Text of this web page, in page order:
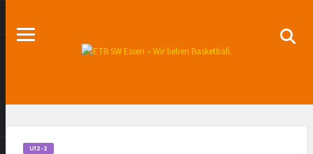
U12-2